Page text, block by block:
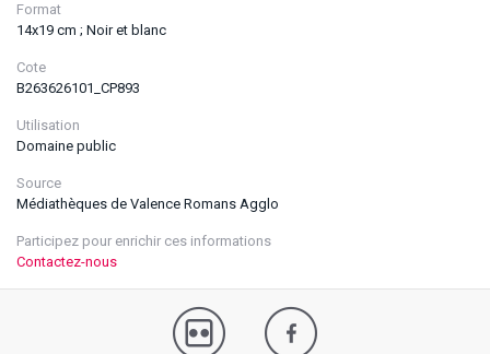
Format
14x19 cm ; Noir et blanc
Cote
B263626101_CP893
Utilisation
Domaine public
Source
Médiathèques de Valence Romans Agglo
Participez pour enrichir ces informations
Contactez-nous